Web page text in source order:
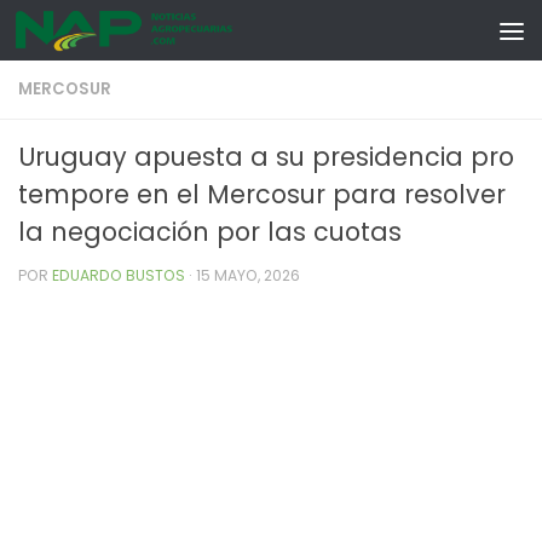
Skip to content
MERCOSUR
Uruguay apuesta a su presidencia pro
tempore en el Mercosur para resolver
la negociación por las cuotas
POR EDUARDO BUSTOS · 15 MAYO, 2026